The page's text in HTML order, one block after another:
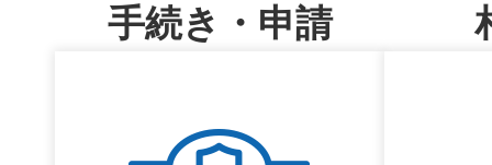
手続き・申請